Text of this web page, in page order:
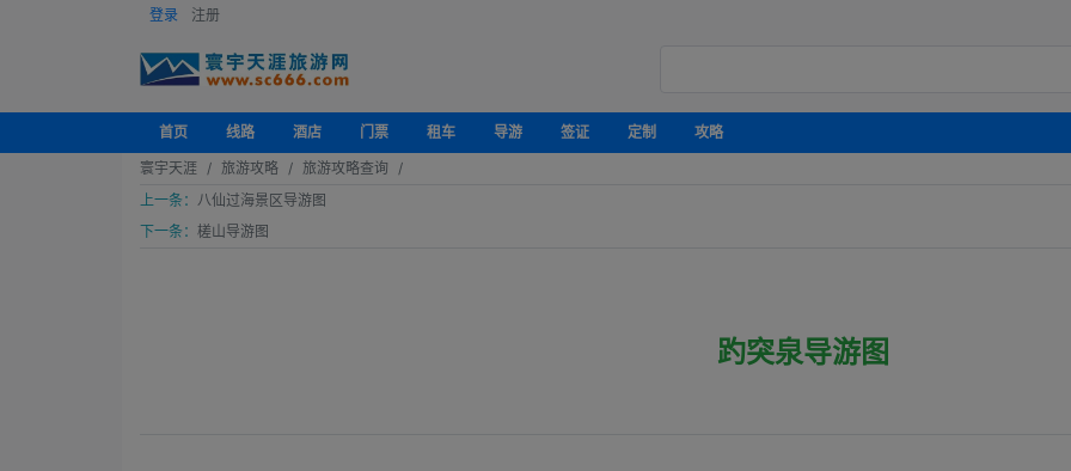
登录 注册
首页 线路 酒店 门票 租车 导游 签证 定制
攻略
寰宇天涯
旅游攻略
旅游攻略查询
上一条： 八仙过海景区导游图
下一条： 槎山导游图
趵突泉导游图